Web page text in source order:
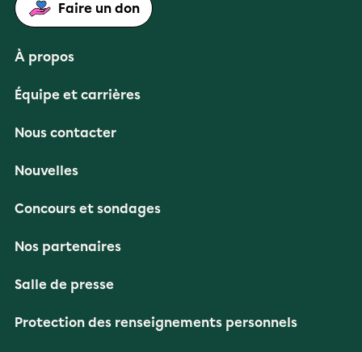
Faire un don
À propos
Équipe et carrières
Nous contacter
Nouvelles
Concours et sondages
Nos partenaires
Salle de presse
Protection des renseignements personnels